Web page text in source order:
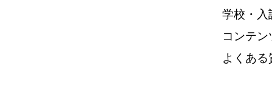
学校・入
コンテン
よくある